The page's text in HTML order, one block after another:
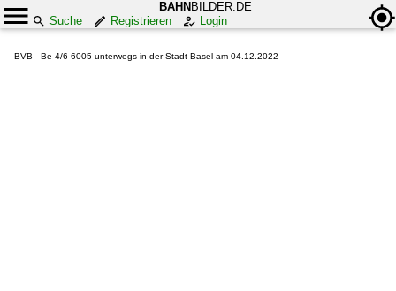
BAHN BILDER.DE
Suche
Registrieren Login
BVB - Be 4/6 6005 unterwegs in der Stadt Basel am 04.12.2022